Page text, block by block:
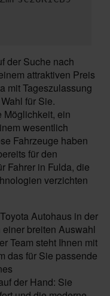
der Suche nach
attraktiven Preis
mit Tageszulassung
für Sie.
Möglichkeit, ein
wesentlich
Fahrzeuge haben
für den
Fahrer in Fulda, die
verzichten
Autohaus in der
breiten Auswahl
Team steht Ihnen mit
das für Sie passende
der Hand: Sie